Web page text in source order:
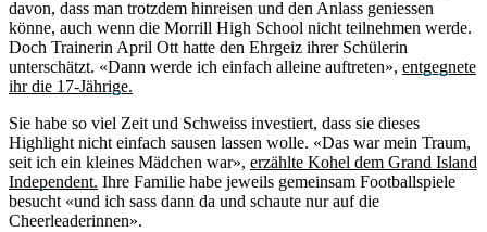
davon, dass man trotzdem hinreisen und den Anlass geniessen
könne, auch wenn die Morrill High School nicht teilnehmen werde.
Doch Trainerin April Ott hatte den Ehrgeiz ihrer Schülerin
unterschätzt. «Dann werde ich einfach alleine auftreten», entgegnete
ihr die 17-Jährige.
Sie habe so viel Zeit und Schweiss investiert, dass sie dieses
Highlight nicht einfach sausen lassen wolle. «Das war mein Traum,
seit ich ein kleines Mädchen war», erzählte Kohel dem Grand Island
Independent. Ihre Familie habe jeweils gemeinsam Footballspiele
besucht «und ich sass dann da und schaute nur auf die
Cheerleaderinnen».